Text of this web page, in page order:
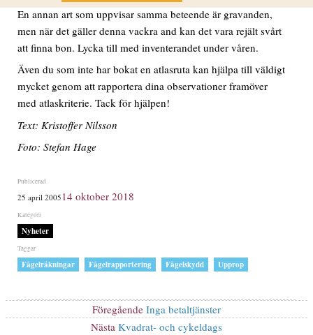
En annan art som uppvisar samma beteende är gravanden,
men när det gäller denna vackra and kan det vara rejält svårt
att finna bon. Lycka till med inventerandet under våren.
Även du som inte har bokat en atlasruta kan hjälpa till väldigt
mycket genom att rapportera dina observationer framöver
med atlaskriterie. Tack för hjälpen!
Text: Kristoffer Nilsson
Foto: Stefan Hage
Publicerat
den
25 april 2005 14 oktober 2018
Kategorier
Nyheter
Etiketter
Fågelräkningar Fågelrapportering Fågelskydd Upprop
Inläggsnavigering
Föregående Föregående
inlägg:
Inga betaltjänster
Nästa Nästa
Kvadrat- och cykeldags